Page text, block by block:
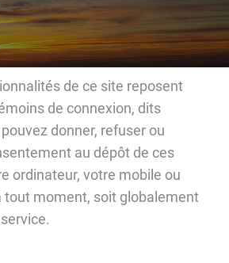
de ce site reposent
de connexion, dits
donner, refuser ou
au dépôt de ces
ordinateur, votre mobile ou
tout moment, soit globalement